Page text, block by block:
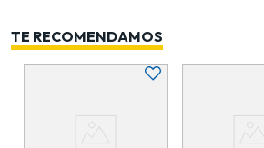
TE RECOMENDAMOS